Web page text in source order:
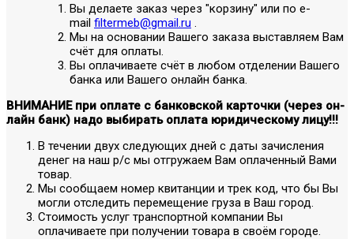
Вы делаете заказ через "корзину" или по е-
mail filtermeb@gmail.ru .
Мы на основании Вашего заказа выставляем Вам
счёт для оплаты.
Вы оплачиваете счёт в любом отделении Вашего
банка или Вашего онлайн банка.
ВНИМАНИЕ при оплате с банковской карточки (через он-
лайн банк) надо выбирать оплата юридическому лицу!!!
В течении двух следующих дней с даты зачисления
денег на наш р/с мы отгружаем Вам оплаченный Вами
товар.
Мы сообщаем номер квитанции и трек код, что бы Вы
могли отследить перемещение груза в Ваш город.
Стоимость услуг транспортной компании Вы
оплачиваете при получении товара в своём городе.